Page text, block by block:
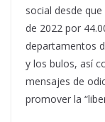
social desde
de 2022 por
departamentos
y los bulos, así
mensajes de
promover la